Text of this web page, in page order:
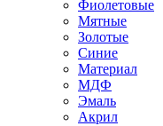
Фиолетовые
Мятные
Золотые
Синие
Материал
МДФ
Эмаль
Акрил